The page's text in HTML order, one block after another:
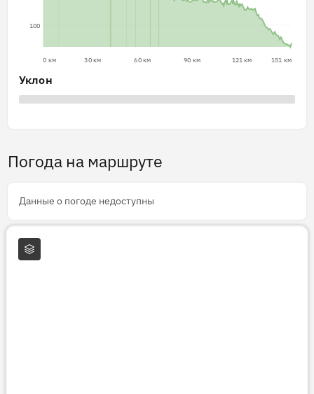
100
0 км 30 км 60 км 90 км 121 км 151 км
Уклон
Погода на маршруте
Данные о погоде недоступны